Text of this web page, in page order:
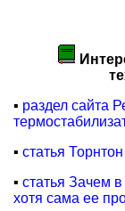
▪ раздел сайта
▪ статья
▪ статья Зачем
хотя сама ее